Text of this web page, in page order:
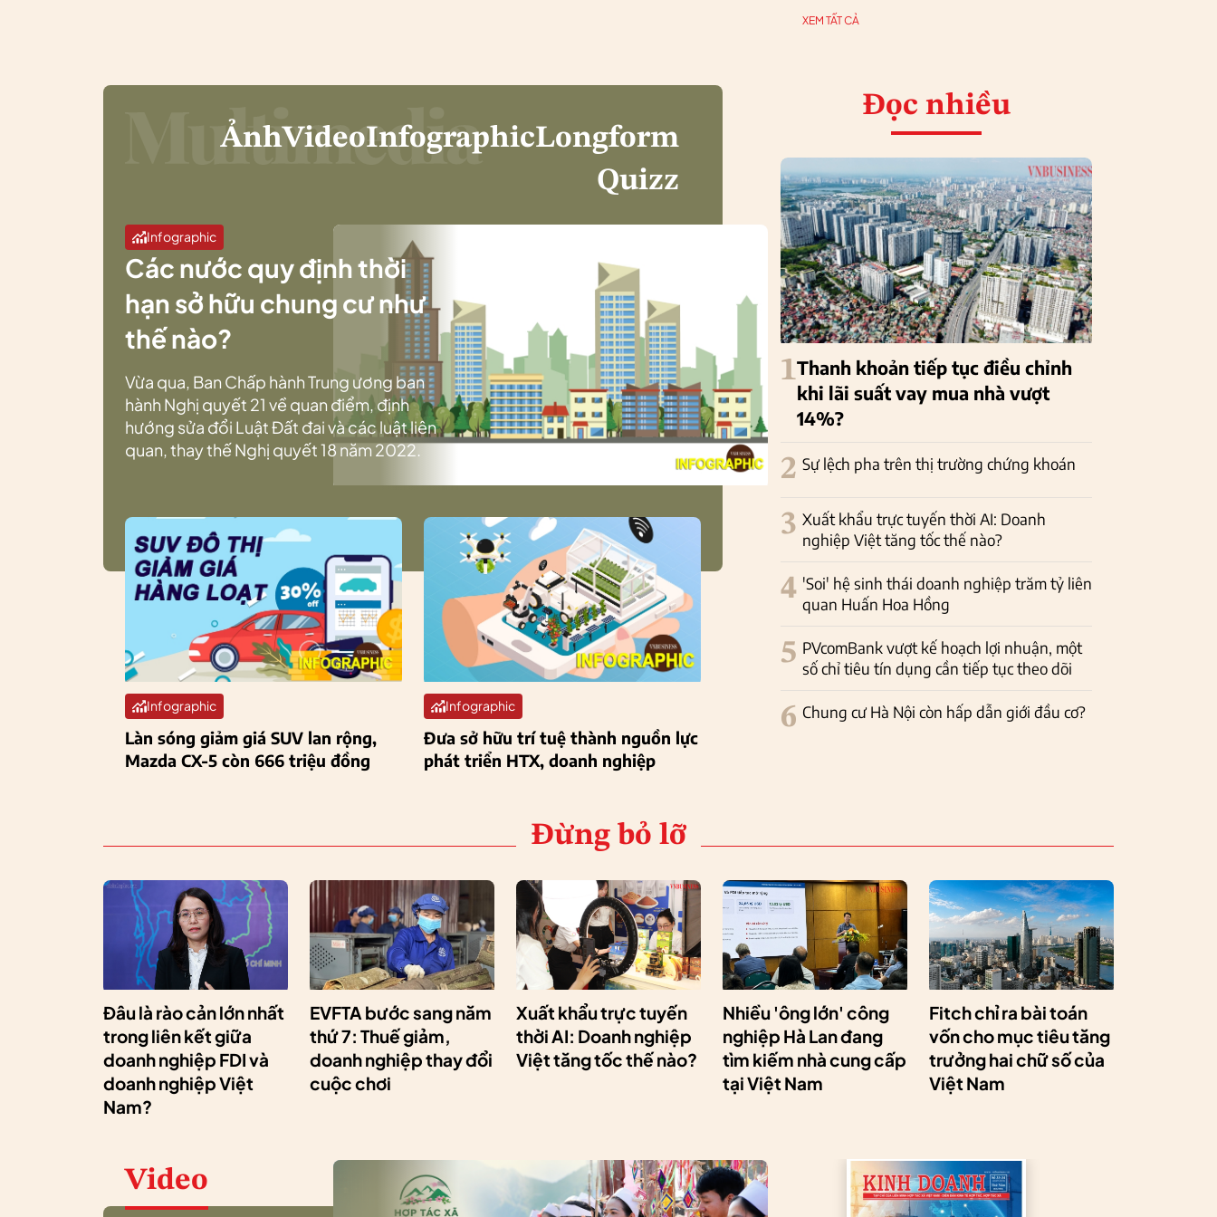
XEM TẤT CẢ
ẢnhVideoInfographicLongform
Quizz
Infographic
Các nước quy định thời
hạn sở hữu chung cư như
thế nào?
Vừa qua, Ban Chấp hành Trung ương ban
hành Nghị quyết 21 về quan điểm, định
hướng sửa đổi Luật Đất đai và các luật liên
quan, thay thế Nghị quyết 18 năm 2022.
Infographic
Làn sóng giảm giá SUV lan rộng,
Mazda CX-5 còn 666 triệu đồng
Infographic
Đưa sở hữu trí tuệ thành nguồn lực
phát triển HTX, doanh nghiệp
Đọc nhiều
1Thanh khoản tiếp tục điều chỉnh
khi lãi suất vay mua nhà vượt
14%?
2 Sự lệch pha trên thị trường chứng khoán
3 Xuất khẩu trực tuyến thời AI: Doanh
nghiệp Việt tăng tốc thế nào?
4 'Soi' hệ sinh thái doanh nghiệp trăm tỷ liên
quan Huấn Hoa Hồng
5 PVcomBank vượt kế hoạch lợi nhuận, một
số chỉ tiêu tín dụng cần tiếp tục theo dõi
6 Chung cư Hà Nội còn hấp dẫn giới đầu cơ?
Đừng bỏ lỡ
Đâu là rào cản lớn nhất
trong liên kết giữa
doanh nghiệp FDI và
doanh nghiệp Việt
Nam?
EVFTA bước sang năm
thứ 7: Thuế giảm,
doanh nghiệp thay đổi
cuộc chơi
Xuất khẩu trực tuyến
thời AI: Doanh nghiệp
Việt tăng tốc thế nào?
Nhiều 'ông lớn' công
nghiệp Hà Lan đang
tìm kiếm nhà cung cấp
tại Việt Nam
Fitch chỉ ra bài toán
vốn cho mục tiêu tăng
trưởng hai chữ số của
Việt Nam
Video